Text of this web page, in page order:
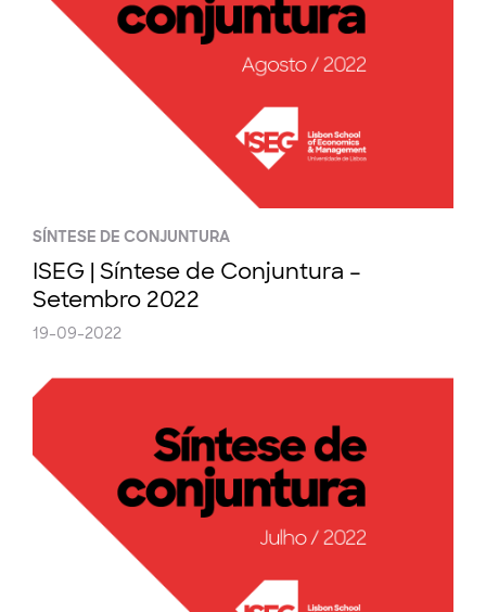
SÍNTESE DE CONJUNTURA
ISEG | Síntese de Conjuntura –
Setembro 2022
19-09-2022